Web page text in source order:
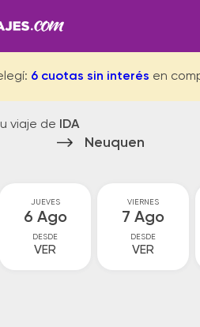
6 cuotas sin interés en
viaje de IDA
Neuquen
JUEVES
6 Ago
DESDE
VER
VIERNES
7 Ago
DESDE
VER